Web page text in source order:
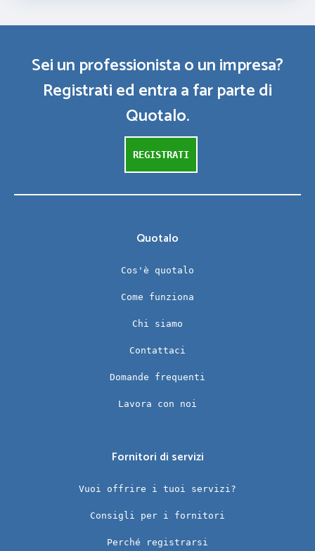
Sei un professionista o un impresa?
Registrati ed entra a far parte di
Quotalo.
REGISTRATI
Quotalo
Cos'è quotalo
Come funziona
Chi siamo
Contattaci
Domande frequenti
Lavora con noi
Fornitori di servizi
Vuoi offrire i tuoi servizi?
Consigli per i fornitori
Perché registrarsi